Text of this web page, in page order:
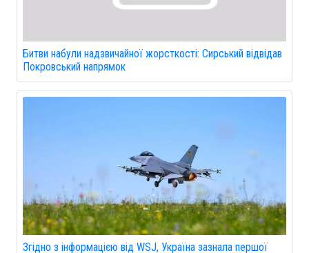
Битви набули надзвичайної жорсткості: Сирський відвідав
Покровський напрямок
Згідно з інформацією від WSJ, Україна зазнала першої